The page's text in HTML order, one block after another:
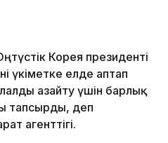
Корея президенті
үкіметке елде аптап
азайту үшін барлық
тапсырды, деп
агенттігі.